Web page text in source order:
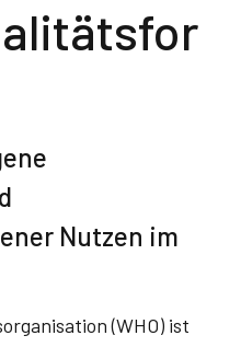
Nutzen im
(WHO) ist